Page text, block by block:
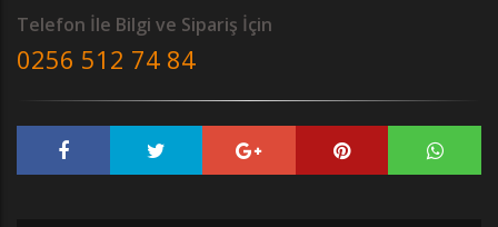
Telefon İle Bilgi ve Sipariş İçin
0256 512 74 84